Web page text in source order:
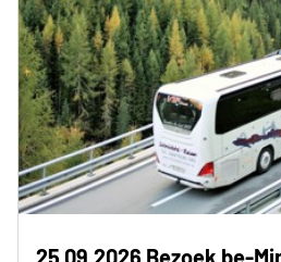
25.09.2026 Bezoek be-